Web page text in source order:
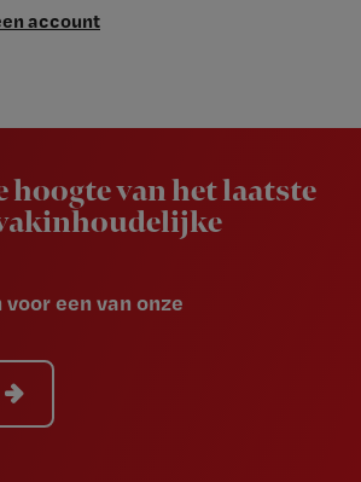
account
hoogte van het laatste
een van onze